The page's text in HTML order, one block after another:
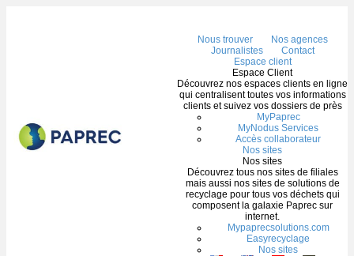
Nous trouver
Nos agences
Journalistes
Contact
Espace client
Espace Client
Découvrez nos espaces clients en ligne
qui centralisent toutes vos informations
clients et suivez vos dossiers de près
MyPaprec
MyNodus Services
Accès collaborateur
Nos sites
Nos sites
Découvrez tous nos sites de filiales
mais aussi nos sites de solutions de
recyclage pour tous vos déchets qui
composent la galaxie Paprec sur
internet.
Mypaprecsolutions.com
Easyrecyclage
Nos sites